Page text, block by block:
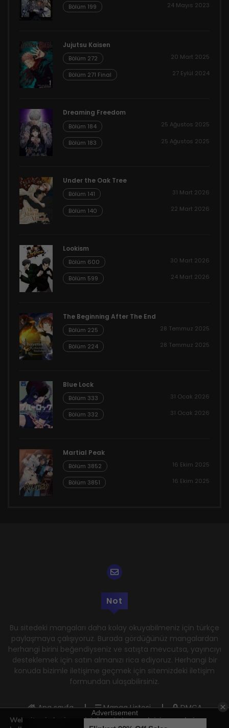
Bölüm 199 24 Mayıs 2023
Jujutsu Kaisen
Bölüm 272 20 Mart 2025
Bölüm 271 Final 27 Eylül 2024
Dreaming Freedom
Bölüm 184 25 Ağustos 2025
Bölüm 183 25 Ağustos 2025
Under the Oak Tree
Bölüm 141 31 Mart 2026
Bölüm 140 22 Mart 2026
Lookism
Bölüm 600 30 Mart 2026
Bölüm 599 24 Mart 2026
The Beginning After The End
Bölüm 225 28 Temmuz 2025
Bölüm 224 28 Temmuz 2025
Blue Lock
Bölüm 333 31 Ocak 2026
Bölüm 332 31 Ocak 2026
Martial Peak
Bölüm 3852 16 Ekim 2025
Bölüm 3851 16 Ekim 2025
Not
Bu sitedeki mangaları daha kolay okuyabilmeniz için türkçe
paylaşmaya çalışıyoruz. Burada gördüğünüz mangalardan
herhangi birini beğendiyseniz ve satışta mevcutsa, yayıncıyı
desteklemek için satın almanızı rica ediyoruz. Herhangi bir
konuda bizimle iletişime geçmek için sitemizdeki iletişim
formundan ulaşabilirsiniz.
Ana sayfa Manga Listesi
DMCA
Gizlilik Politikası
Kullanım Şartları
Web sitemizde size en iyi deneyimi sunmak için çerezleri